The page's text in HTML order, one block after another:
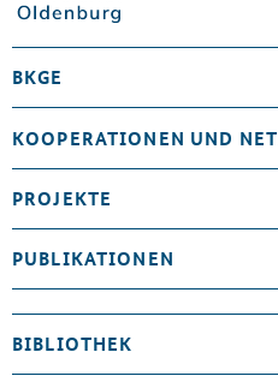
BKGE
KOOPERATIONEN UND
PROJEKTE
PUBLIKATIONEN
BIBLIOTHEK